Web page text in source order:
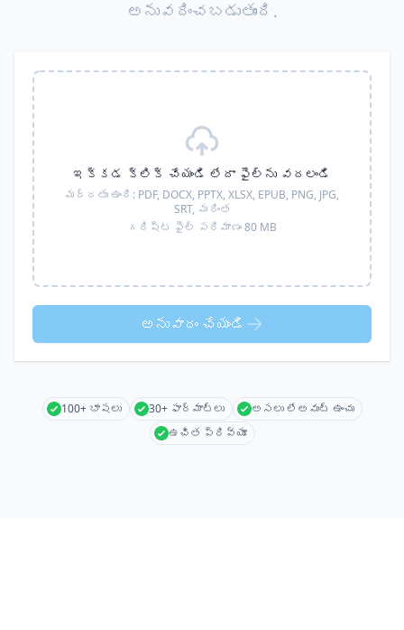
అనువదించబడుతుంది.
ఇక్కడ క్లిక్ చేయండి లేదా ఫైల్‌ను వదలండి
మద్దతు ఉంది: PDF, DOCX, PPTX, XLSX, EPUB, PNG, JPG,
SRT, మరింత
గరిష్ట ఫైల్ పరిమాణం 80 MB
అనువాదం చేయండి
100+ భాషలు 30+ ఫార్మాట్లు
అసలు లేఅవుట్ ఉంచు
ఉచిత ప్రివ్యూ